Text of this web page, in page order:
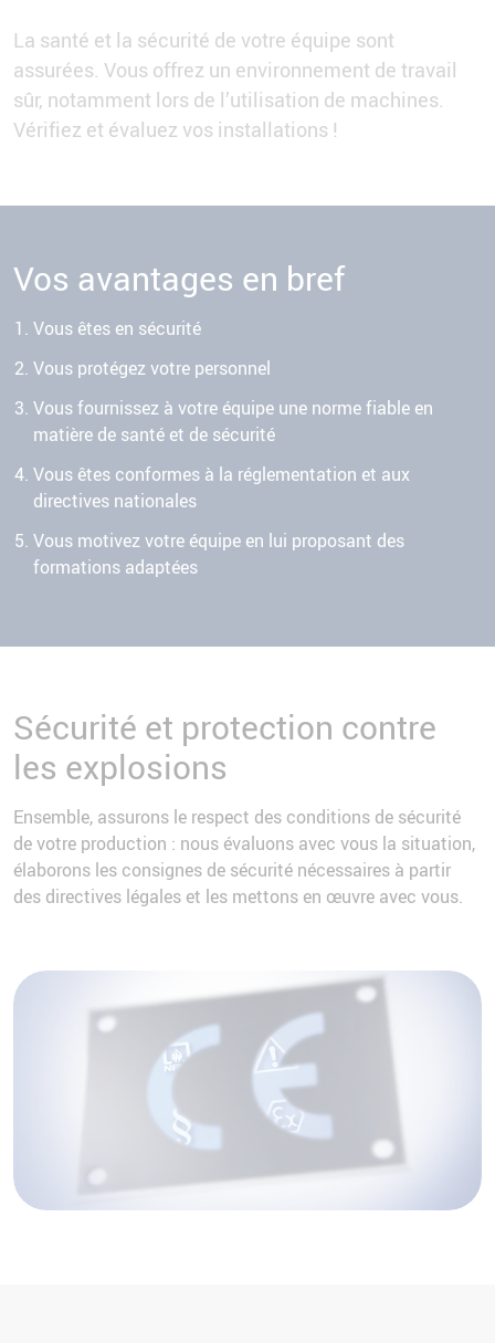
La santé et la sécurité de votre équipe sont
assurées. Vous offrez un environnement de travail
sûr, notamment lors de l’utilisation de machines.
Vérifiez et évaluez vos installations !
Vos avantages en bref
Vous êtes en sécurité
Vous protégez votre personnel
Vous fournissez à votre équipe une norme fiable en
matière de santé et de sécurité
Vous êtes conformes à la réglementation et aux
directives nationales
Vous motivez votre équipe en lui proposant des
formations adaptées
Sécurité et protection contre
les explosions
Ensemble, assurons le respect des conditions de sécurité
de votre production : nous évaluons avec vous la situation,
élaborons les consignes de sécurité nécessaires à partir
des directives légales et les mettons en œuvre avec vous.